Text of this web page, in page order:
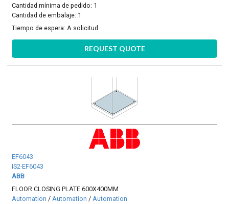
Cantidad mínima de pedido: 1
Cantidad de embalaje: 1
Tiempo de espera:A solicitud
REQUEST QUOTE
EF6043
IS2-EF6043
ABB
FLOOR CLOSING PLATE 600X400MM
Automation /Automation /Automation